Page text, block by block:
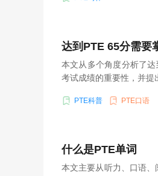
达到PTE 65分需要
本文从多个角度分析了
考试成绩的重要性，并提
PTE科普 PTE口语
什么是PTE单词
本文主要从听力、口语